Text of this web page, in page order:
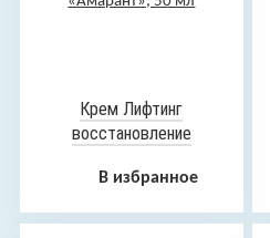
Крем Лифтинг
восстановление
«Амарант», 50 мл
В избранное